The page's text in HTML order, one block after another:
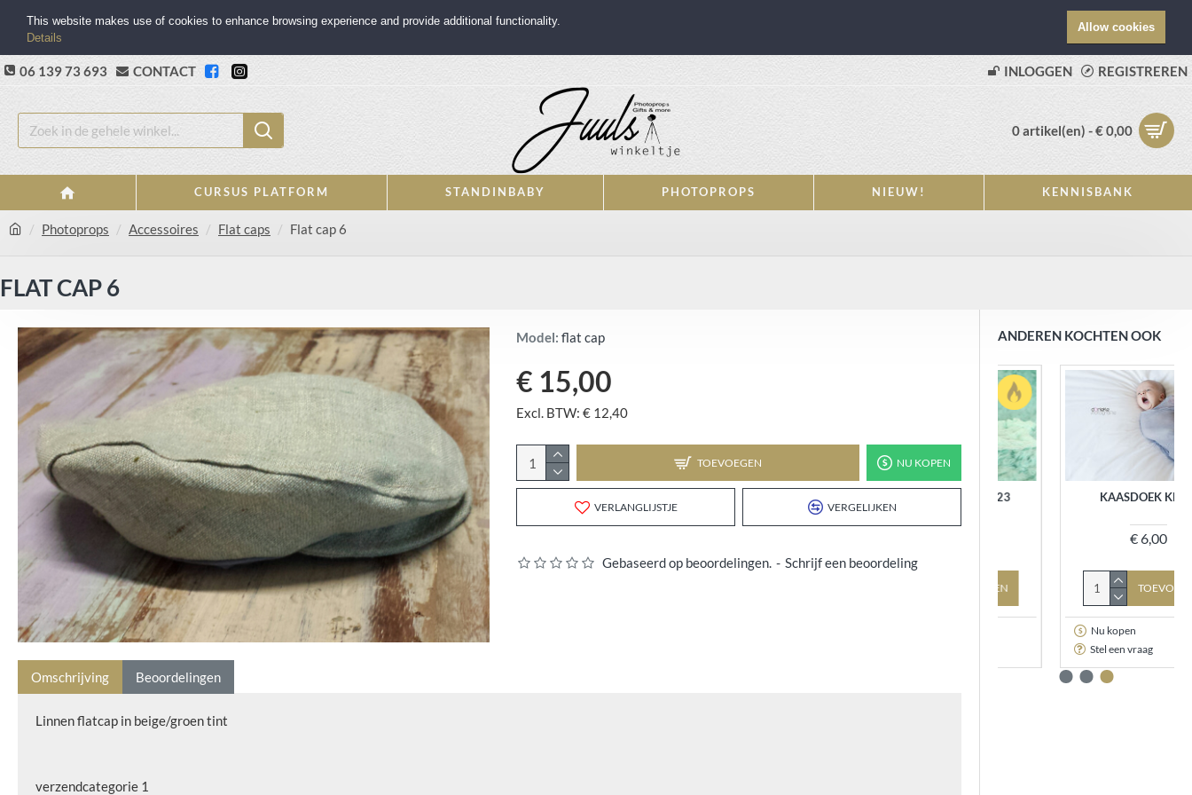
06 139 73 693 CONTACT INLOGGEN REGISTREREN
0 artikel(en) - € 0,00
CURSUS PLATFORM STANDINBABY PHOTOPROPS NIEUW! KENNISBANK
Photoprops Accessoires Flat caps Flat cap 6
FLAT CAP 6
Model: flat cap
Gebaseerd op beoordelingen. - Schrijf een beoordeling
€ 15,00
Excl. BTW: € 12,40
TOEVOEGEN NU KOPEN
VERLANGLIJSTJE VERGELIJKEN
Omschrijving Beoordelingen
Linnen flatcap in beige/groen tint
verzendcategorie 1
ANDEREN KOCHTEN OOK
BEANBAG+POSINGPILLOWS
KLEUREN
KAASDOEK KLEIN
TOEVOEGEN
Stel een vraag
This website makes use of cookies to enhance browsing experience and provide additional functionality.
Details
Allow cookies